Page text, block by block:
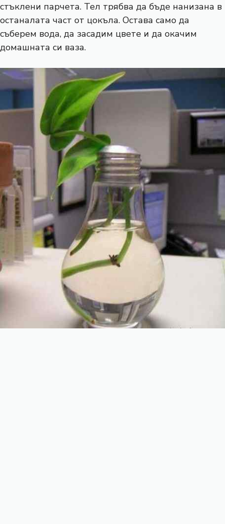
стъклени парчета. Тел трябва да бъде нанизана в
останалата част от цокъла. Остава само да
съберем вода, да засадим цвете и да окачим
домашната си ваза.